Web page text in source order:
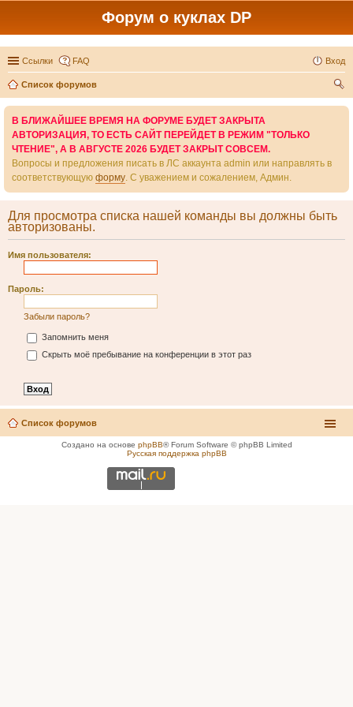
Форум о куклах DP
Ссылки FAQ Вход
Список форумов
В БЛИЖАЙШЕЕ ВРЕМЯ НА ФОРУМЕ БУДЕТ ЗАКРЫТА
АВТОРИЗАЦИЯ, ТО ЕСТЬ САЙТ ПЕРЕЙДЕТ В РЕЖИМ "ТОЛЬКО
ЧТЕНИЕ", А В АВГУСТЕ 2026 БУДЕТ ЗАКРЫТ СОВСЕМ.
Вопросы и предложения писать в ЛС аккаунта admin или направлять в
соответствующую форму. С уважением и сожалением, Админ.
Для просмотра списка нашей команды вы должны быть
авторизованы.
Имя пользователя:
Пароль:
Забыли пароль?
Запомнить меня
Скрыть моё пребывание на конференции в этот раз
Список форумов
Создано на основе phpBB® Forum Software © phpBB Limited
Русская поддержка phpBB